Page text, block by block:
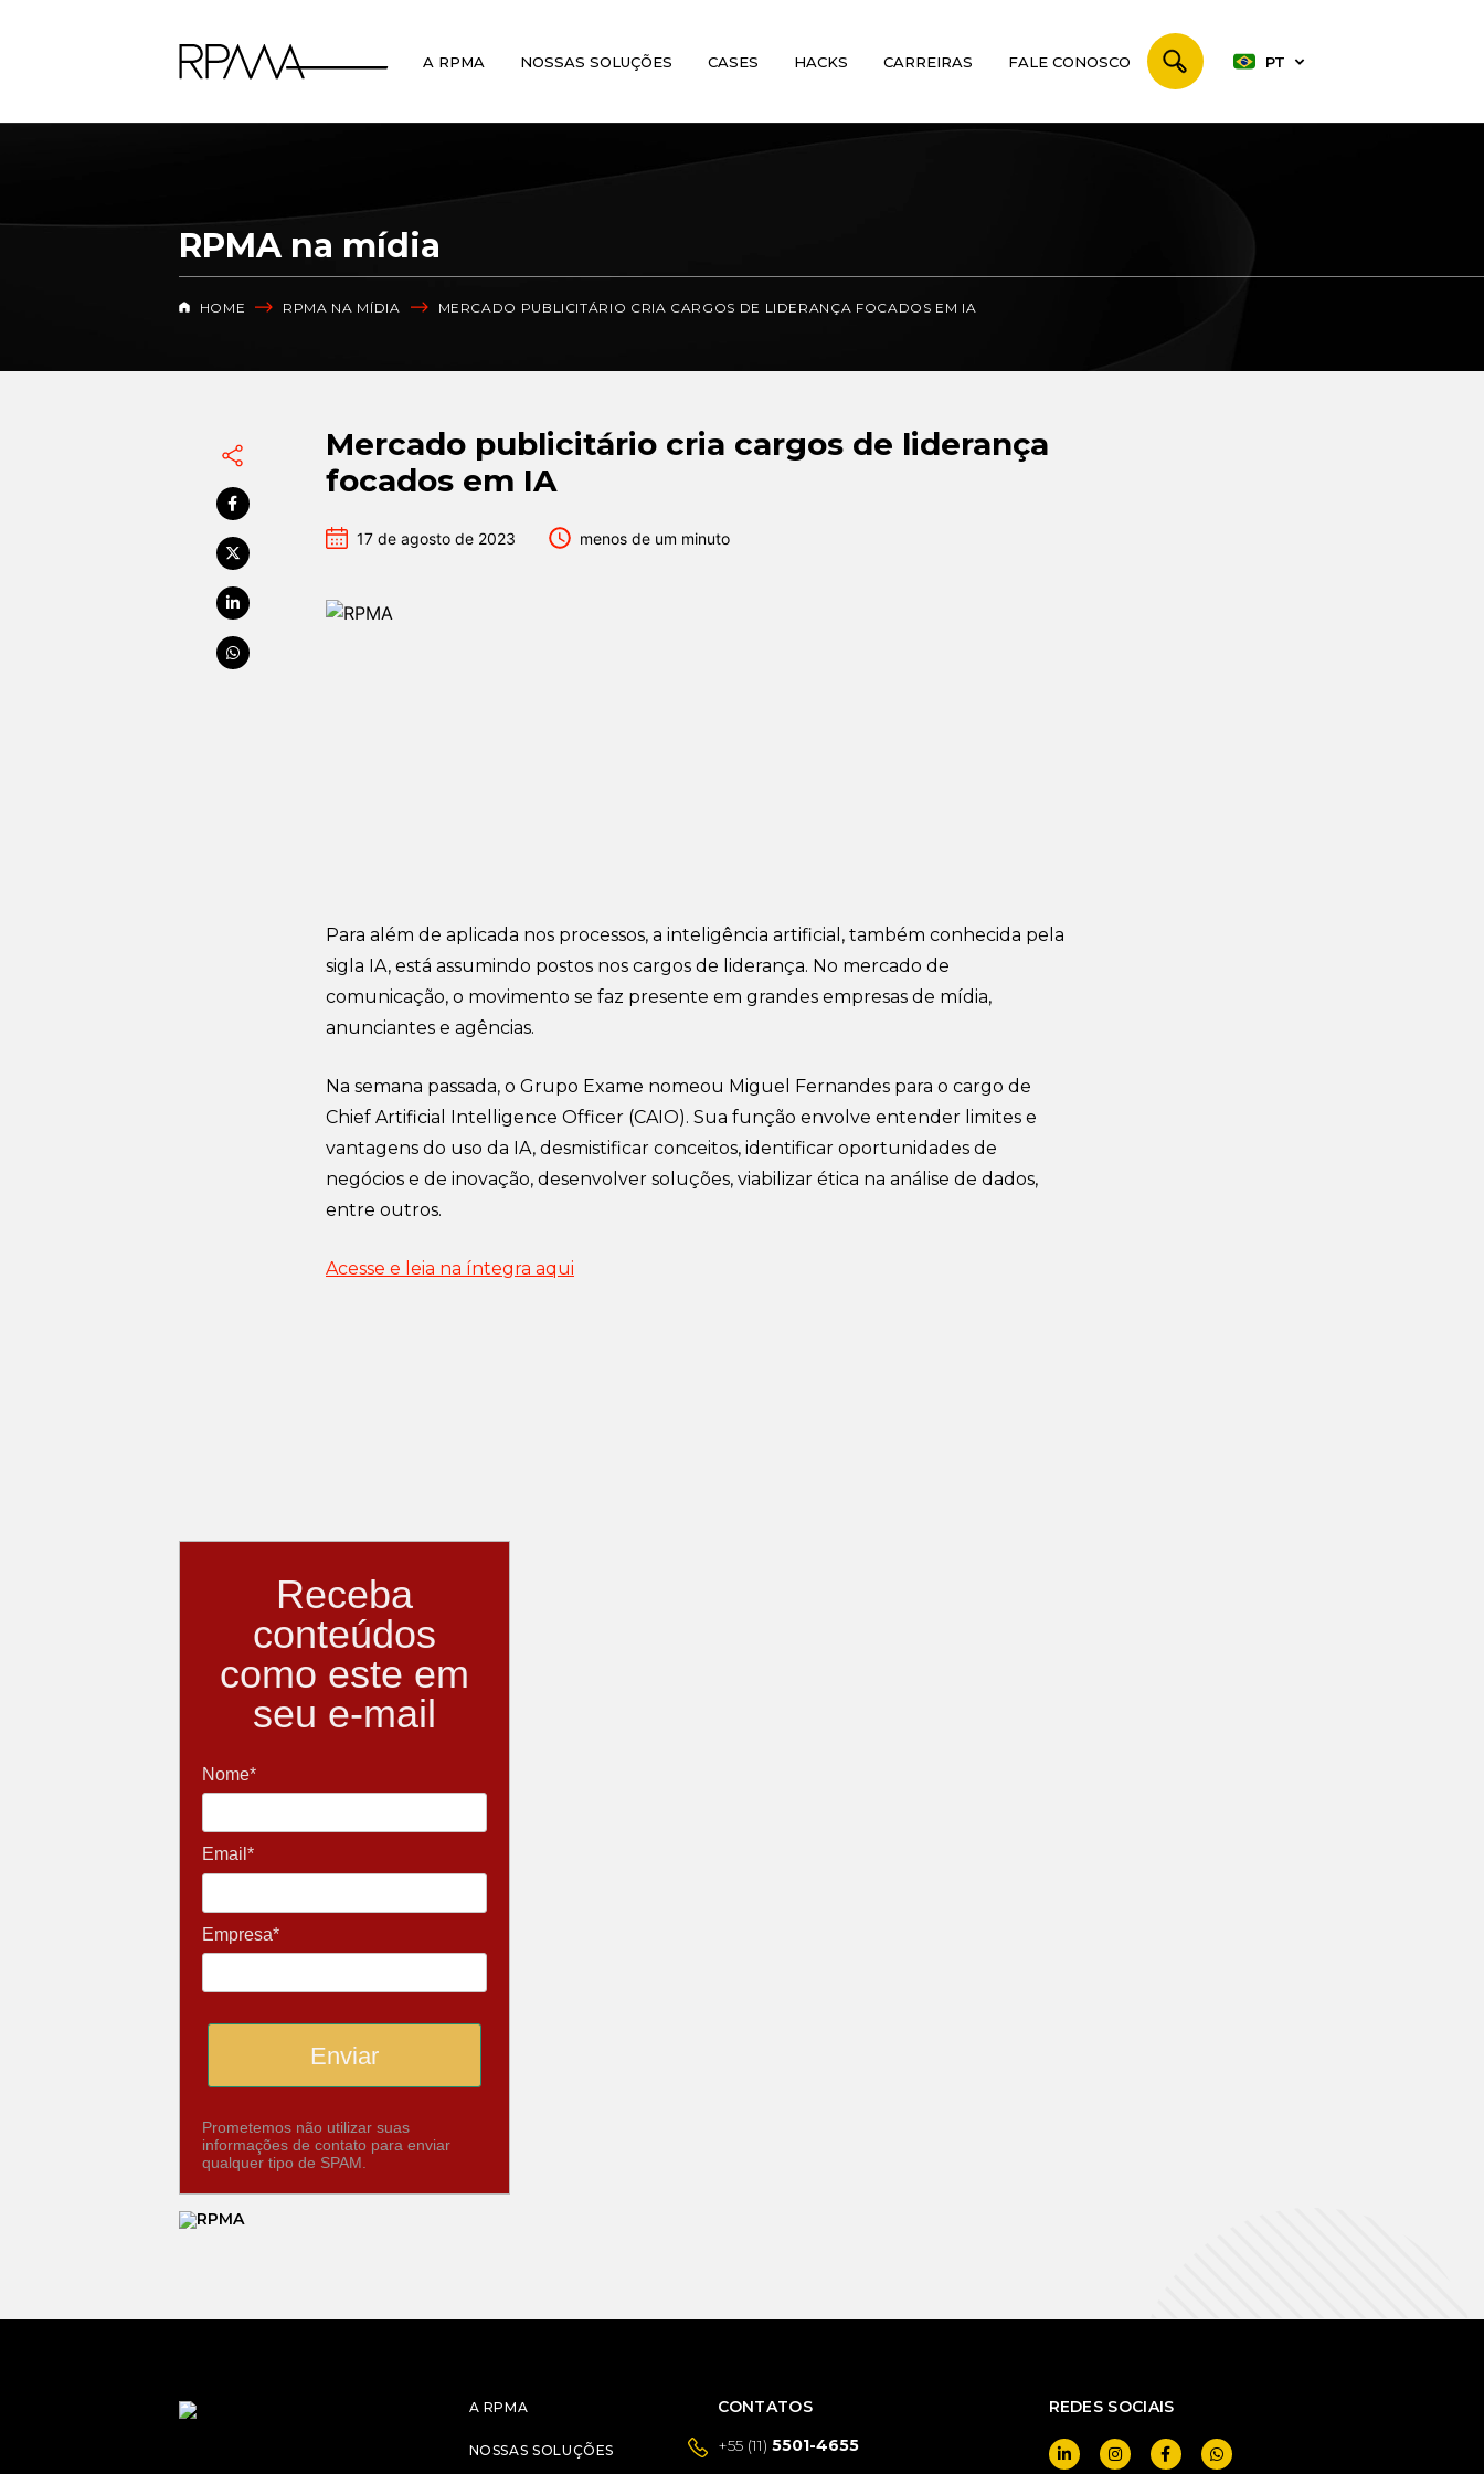
A RPMA NOSSAS SOLUÇÕES CASES HACKS CARREIRAS FALE CONOSCO PT
RPMA na mídia
HOME RPMA NA MÍDIA MERCADO PUBLICITÁRIO CRIA CARGOS DE LIDERANÇA FOCADOS EM IA
Mercado publicitário cria cargos de liderança
focados em IA
17 de agosto de 2023 menos de um minuto
Para além de aplicada nos processos, a inteligência artificial, também conhecida pela
sigla IA, está assumindo postos nos cargos de liderança. No mercado de
comunicação, o movimento se faz presente em grandes empresas de mídia,
anunciantes e agências.
Na semana passada, o Grupo Exame nomeou Miguel Fernandes para o cargo de
Chief Artificial Intelligence Officer (CAIO). Sua função envolve entender limites e
vantagens do uso da IA, desmistificar conceitos, identificar oportunidades de
negócios e de inovação, desenvolver soluções, viabilizar ética na análise de dados,
entre outros.
Acesse e leia na íntegra aqui
Receba
conteúdos
como este em
seu e-mail
Nome*
Email*
Empresa*
Enviar
Prometemos não utilizar suas
informações de contato para enviar
qualquer tipo de SPAM.
A RPMA
NOSSAS SOLUÇÕES
CONTATOS
+55 (11) 5501-4655
REDES SOCIAIS